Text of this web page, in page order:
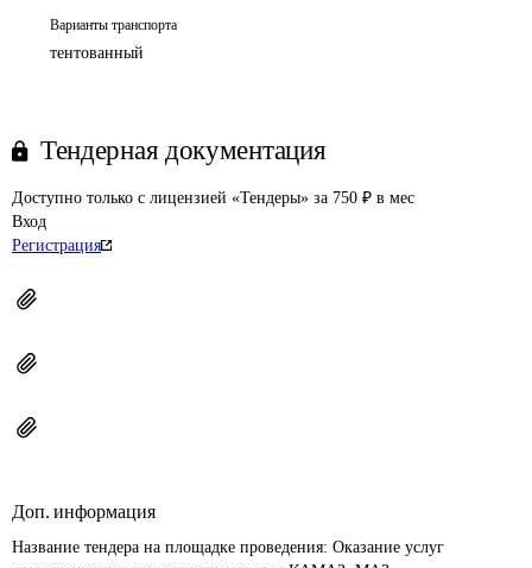
Варианты транспорта
тентованный
Тендерная документация
Доступно только с лицензией «Тендеры» за 750 ₽ в мес
Вход
Регистрация
Доп. информация
Название тендера на площадке проведения: Оказание услуг